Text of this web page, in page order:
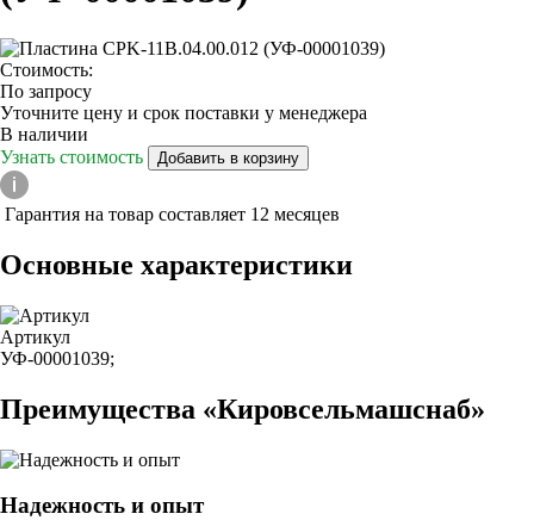
Стоимость:
По запросу
Уточните цену и срок поставки у менеджера
В наличии
Узнать стоимость
Добавить в корзину
Гарантия на товар составляет 12 месяцев
Основные характеристики
Артикул
УФ-00001039;
Преимущества «Кировсельмашснаб»
Надежность и опыт